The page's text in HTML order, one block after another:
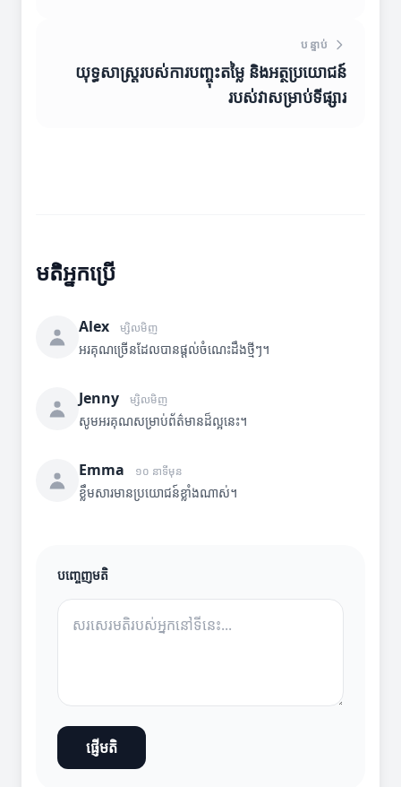
បន្ទាប់
យុទ្ធសាស្ត្រ​របស់ការបញ្ចុះតម្លៃ និងអត្ថប្រយោជន៍
របស់វាសម្រាប់ទីផ្សារ
មតិអ្នកប្រើ
Alex ម្សិលមិញ
អរគុណច្រើនដែលបានផ្តល់ចំណេះដឹងថ្មីៗ។
Jenny ម្សិលមិញ
សូមអរគុណសម្រាប់ព័ត៌មានដ៏ល្អនេះ។
Emma ១០ នាទីមុន
ខ្លឹមសារមានប្រយោជន៍ខ្លាំងណាស់។
បញ្ចេញមតិ
ផ្ញើមតិ